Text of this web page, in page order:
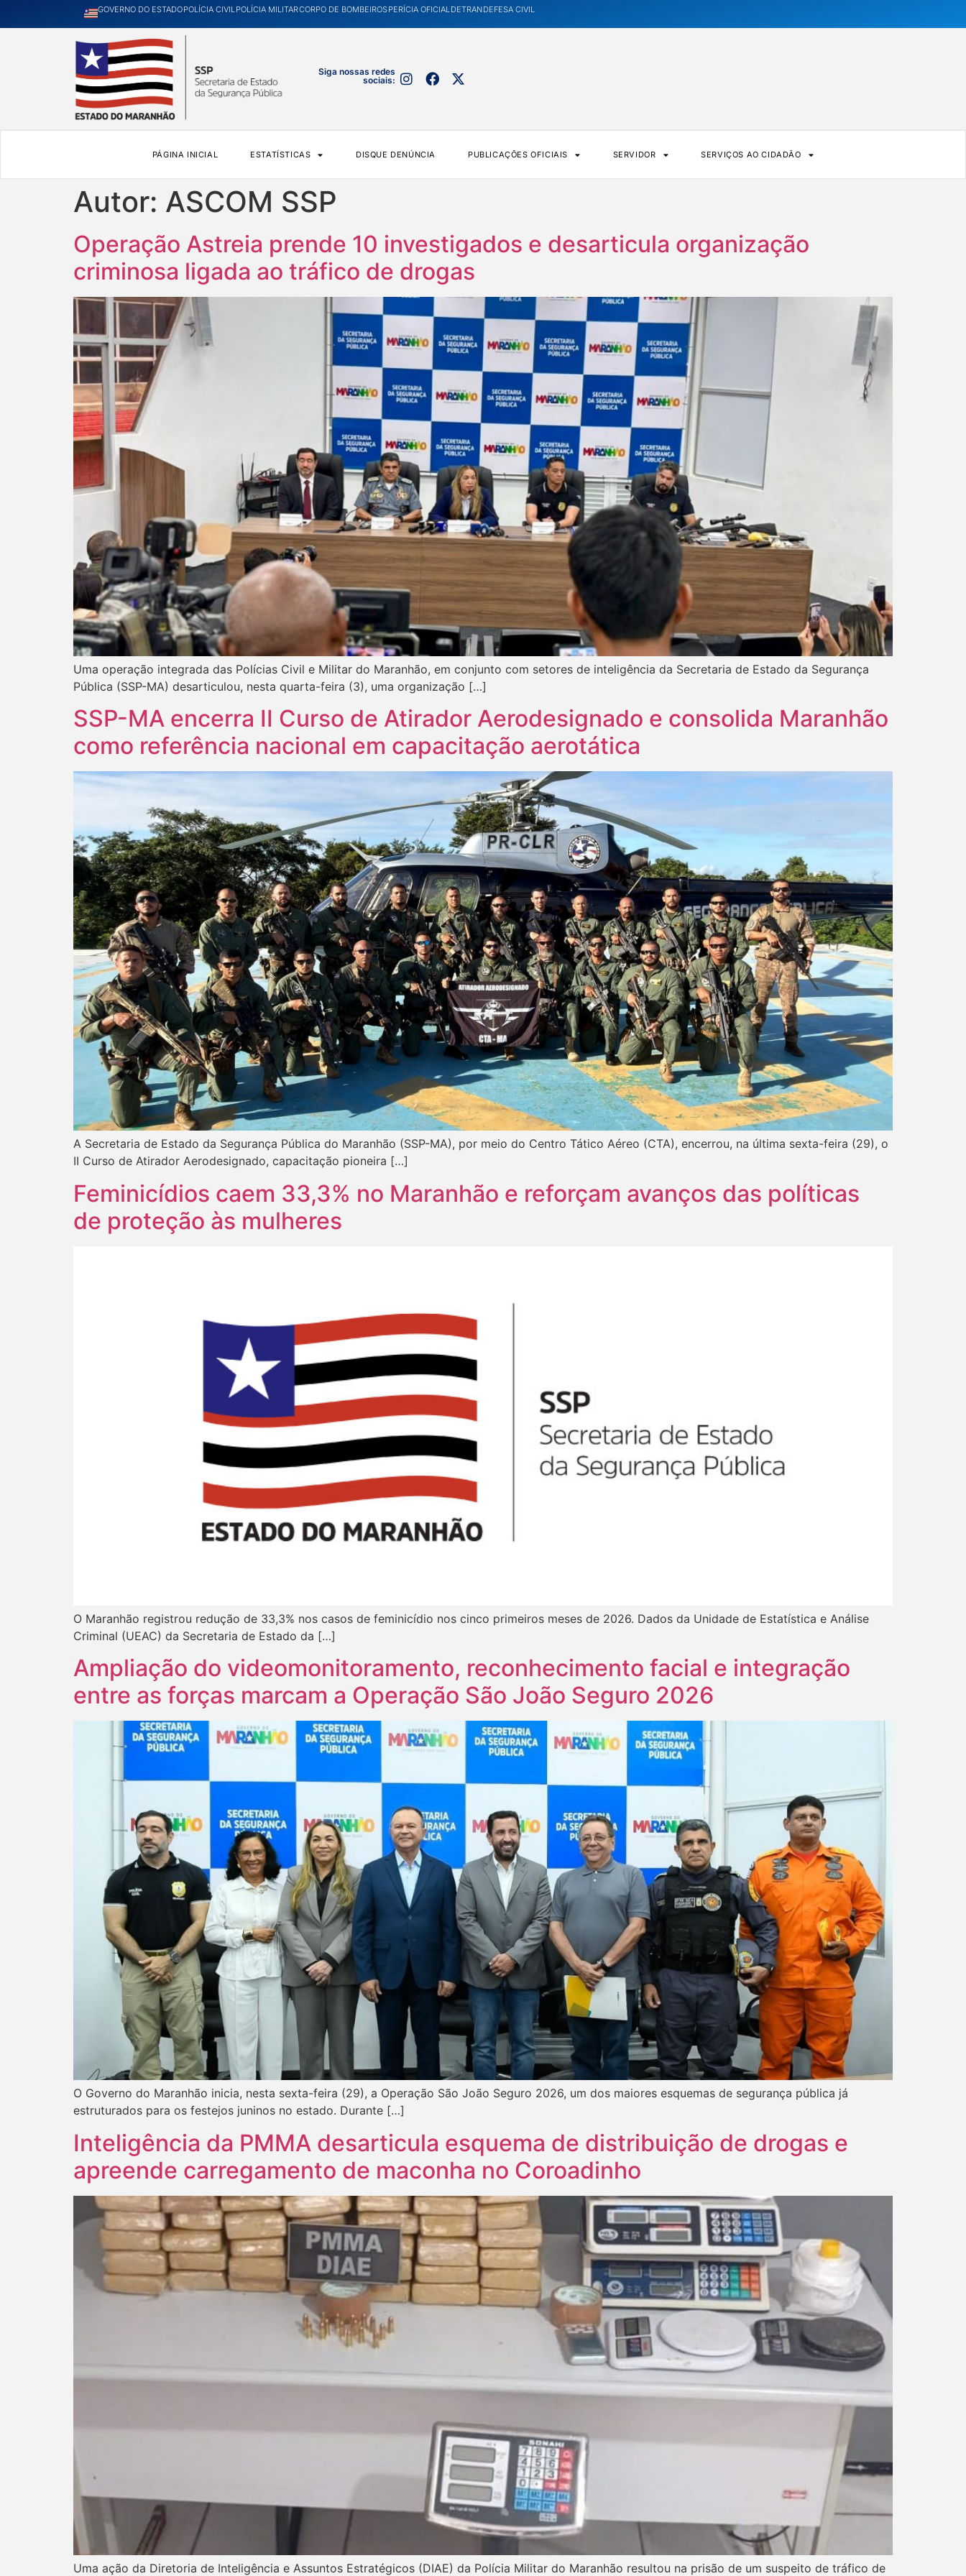
GOVERNO DO ESTADOPOLÍCIA CIVILPOLÍCIA MILITARCORPO DE BOMBEIROSPERÍCIA OFICIALDETRANDEFESA CIVIL
Siga nossas redes
sociais:
PÁGINA INICIAL ESTATÍSTICAS DISQUE DENÚNCIA PUBLICAÇÕES OFICIAIS SERVIDOR SERVIÇOS AO CIDADÃO
Autor: ASCOM SSP
Operação Astreia prende 10 investigados e desarticula organização
criminosa ligada ao tráfico de drogas
Uma operação integrada das Polícias Civil e Militar do Maranhão, em conjunto com setores de inteligência da Secretaria de Estado da Segurança
Pública (SSP-MA) desarticulou, nesta quarta-feira (3), uma organização […]
SSP-MA encerra II Curso de Atirador Aerodesignado e consolida Maranhão
como referência nacional em capacitação aerotática
A Secretaria de Estado da Segurança Pública do Maranhão (SSP-MA), por meio do Centro Tático Aéreo (CTA), encerrou, na última sexta-feira (29), o
II Curso de Atirador Aerodesignado, capacitação pioneira […]
Feminicídios caem 33,3% no Maranhão e reforçam avanços das políticas
de proteção às mulheres
O Maranhão registrou redução de 33,3% nos casos de feminicídio nos cinco primeiros meses de 2026. Dados da Unidade de Estatística e Análise
Criminal (UEAC) da Secretaria de Estado da […]
Ampliação do videomonitoramento, reconhecimento facial e integração
entre as forças marcam a Operação São João Seguro 2026
O Governo do Maranhão inicia, nesta sexta-feira (29), a Operação São João Seguro 2026, um dos maiores esquemas de segurança pública já
estruturados para os festejos juninos no estado. Durante […]
Inteligência da PMMA desarticula esquema de distribuição de drogas e
apreende carregamento de maconha no Coroadinho
Uma ação da Diretoria de Inteligência e Assuntos Estratégicos (DIAE) da Polícia Militar do Maranhão resultou na prisão de um suspeito de tráfico de